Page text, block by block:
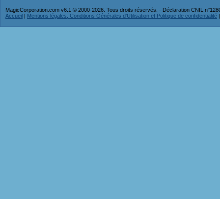
MagicCorporation.com v6.1 © 2000-2026. Tous droits réservés. - Déclaration CNIL
Accueil | Mentions légales, Conditions Générales d'Utilisation et Politique de confidentialité